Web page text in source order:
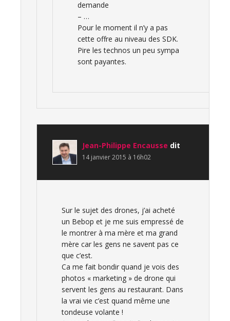
demande
– …
Pour le moment il n’y a pas
cette offre au niveau des SDK.
Pire les technos un peu sympa
sont payantes.
Jean-Philippe Encausse dit
14 janvier 2015 à 16h02
Sur le sujet des drones, j’ai acheté
un Bebop et je me suis empressé de
le montrer à ma mère et ma grand
mère car les gens ne savent pas ce
que c’est.
Ca me fait bondir quand je vois des
photos « marketing » de drone qui
servent les gens au restaurant. Dans
la vrai vie c’est quand même une
tondeuse volante !